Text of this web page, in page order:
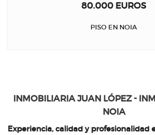
80.000 EUROS
PISO EN NOIA
INMOBILIARIA JUAN LÓPEZ -
NOIA
Experiencia, calidad y profesionalidad